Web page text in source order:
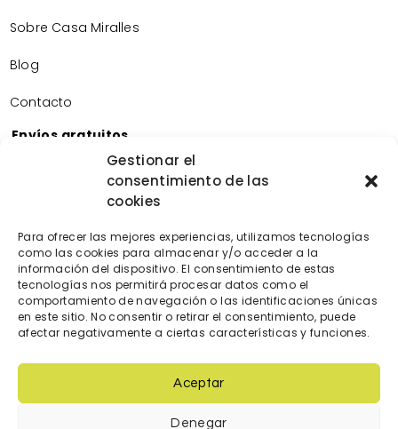
Gestionar el
consentimiento de las
cookies
Para ofrecer las mejores experiencias, utilizamos tecnologías
como las cookies para almacenar y/o acceder a la
información del dispositivo. El consentimiento de estas
tecnologías nos permitirá procesar datos como el
comportamiento de navegación o las identificaciones únicas
en este sitio. No consentir o retirar el consentimiento, puede
afectar negativamente a ciertas características y funciones.
Aceptar
Denegar
Sobre Casa Miralles
Blog
Contacto
Envíos gratuitos
Envíos gratuitos por la compra de más de 60€.
Devoluciones gratuitas
Devoluciones gratuitas en nuestra tienda física.
Pago seguro
Tarjeta de crédito/débito.
Transferencia bancaria.
Bizum.